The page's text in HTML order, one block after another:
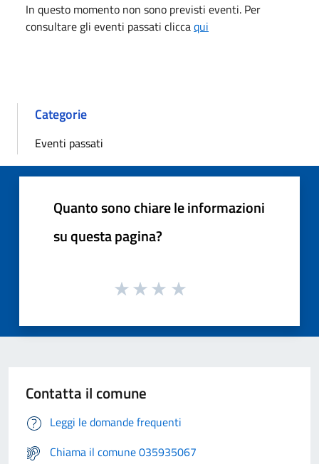
In questo momento non sono previsti eventi. Per
consultare gli eventi passati cliccaqui
Categorie
Eventi passati
Quanto sono chiare le informazioni
su questa pagina?
Contatta il comune
Leggi le domande frequenti
Chiama il comune 035935067